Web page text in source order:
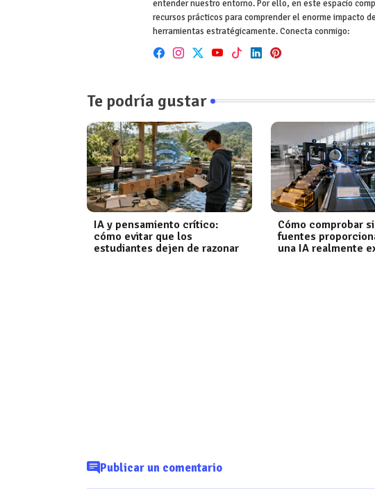
entender nuestro entorno. Por ello, en este espacio
recursos prácticos para comprender el enorme impacto
herramientas estratégicamente. Conecta conmigo:
Te podría gustar
IA y pensamiento crítico:
cómo evitar que los
estudiantes dejen de razonar
Cómo comprobar
fuentes
una IA realmente
Publicar un comentario